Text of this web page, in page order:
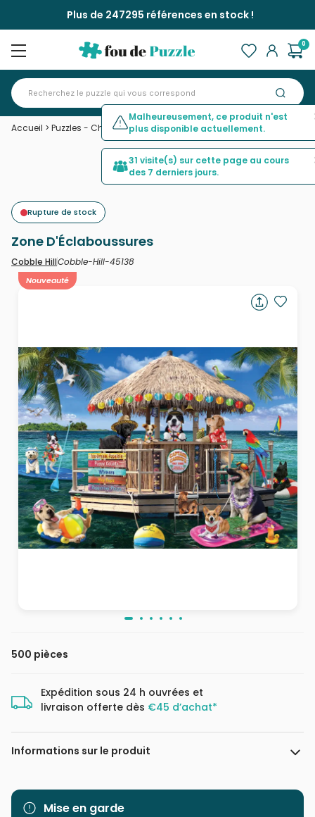
Plus de 247295 références en stock !
0
Accueil > Puzzles - Chiens>Zone D'Éclaboussures
Rupture de stock
Zone D'Éclaboussures
Cobble HillCobble-Hill-45138
Nouveauté
500 pièces
Expédition sous 24 h ouvrées et
livraison offerte dès €45 d’achat*
Informations sur le produit
Marque Cobble Hill
Mise en garde
Malheureusement, ce produit n'est
plus disponible actuellement.
31 visite(s) sur cette page au cours
des 7 derniers jours.